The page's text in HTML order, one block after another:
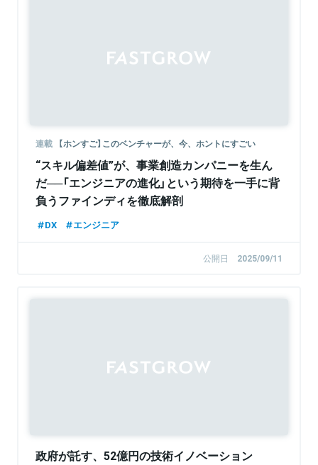
連載 【ホンすご】このベンチャーが、今、ホントにすごい
“スキル偏差値”が、事業創造カンパニーを生ん
だ──「エンジニアの進化」という期待を一手に背
負うファインディを徹底解剖
DX エンジニア
公開日 2025/09/11
政府が託す、52億円の技術イノベーション